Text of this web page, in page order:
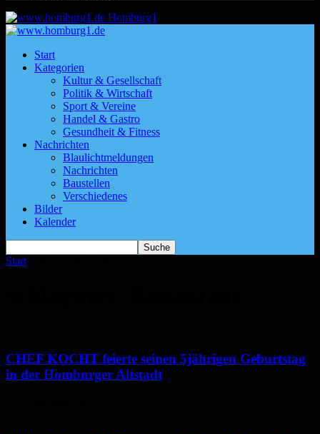
Homburg1
Start
Kategorien
Kultur & Gesellschaft
Politik & Wirtschaft
Sport & Vereine
Handel & Gastro
Gesundheit & Fitness
Nachrichten
Blaulichtmeldungen
Nachrichten
Baustellen
Verschiedenes
Bilder
Kalender
Start
CHEF KOCHT feierte seinen 5jährigen Geburtstag
in der Homburger Altstadt